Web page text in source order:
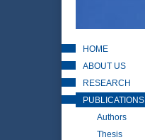
HOME
ABOUT US
RESEARCH
PUBLICATIONS
Authors
Thesis